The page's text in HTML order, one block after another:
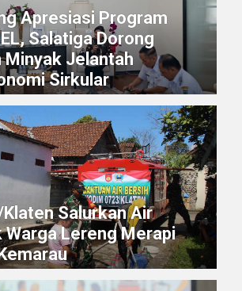
Apresiasi Program
Salatiga Dorong
Minyak Jelantah
Sirkular
Salurkan Air
Warga Lereng Merapi